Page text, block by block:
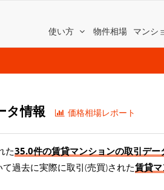
使い方 物件相場 マンシ
タ情報 価格相場レポート
た35.0件の賃貸マンションの取引デー
過去に実際に取引(売買)された賃貸マ